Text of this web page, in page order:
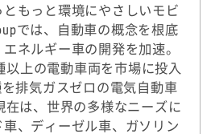
もっと環境にやさしいモビ
では、自動車の概念を根底
ネルギー車の開発を加速。
以上の電動車両を市場に投入
排気ガスゼロの電気自動車
在は、世界の多様なニーズに
、ディーゼル車、ガソリン